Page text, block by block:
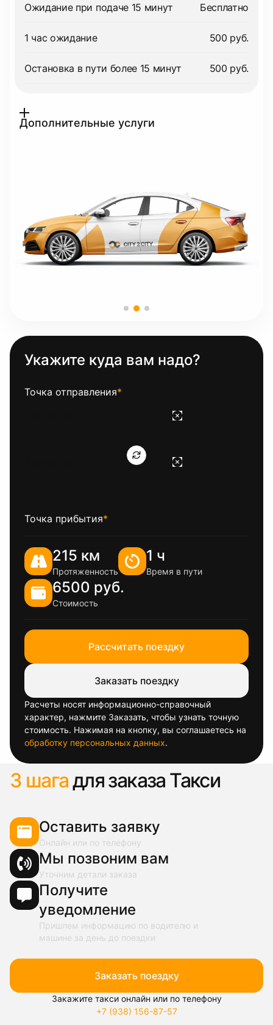
Ожидание при подаче 15 минут Бесплатно
1 час ожидание 500 руб.
Остановка в пути более 15 минут 500 руб.
Дополнительные услуги
Укажите куда вам надо?
Точка отправления*
Точка прибытия*
215 км
Протяженность
1 ч
Время в пути
6500 руб.
Стоимость
Рассчитать поездку
Заказать поездку
Расчеты носят информационно-справочный
характер, нажмите Заказать, чтобы узнать точную
стоимость. Нажимая на кнопку, вы соглашаетесь на
обработку персональных данных.
3 шагадля заказа Такси
Оставить заявку
Онлайн или по телефону
Мы позвоним вам
Уточним детали заказа
Получите
уведомление
Пришлем информацию по водителю и
машине за день до поездки
Заказать поездку
Закажите такси онлайн или по телефону
+7 (938) 156-87-57